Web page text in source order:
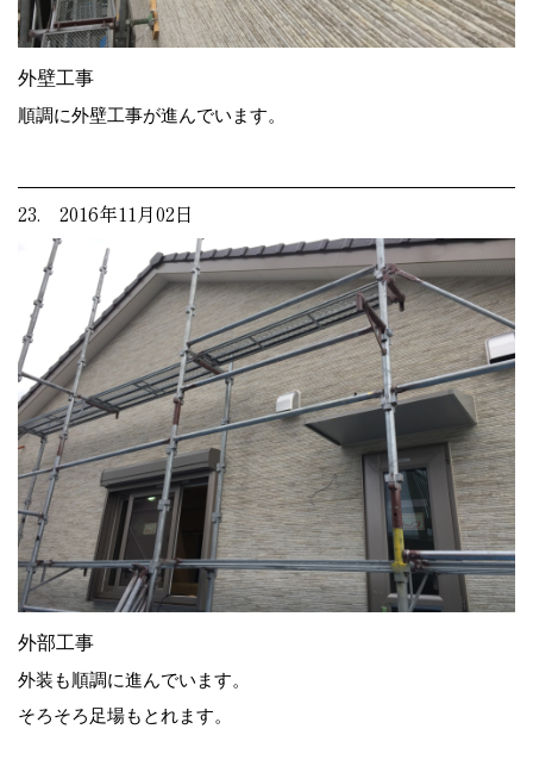
外壁工事
順調に外壁工事が進んでいます。
23. 2016年11月02日
外部工事
外装も順調に進んでいます。
そろそろ足場もとれます。